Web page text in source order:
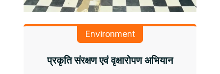
Environment
प्रकृति संरक्षण एवं वृक्षारोपण अभियान